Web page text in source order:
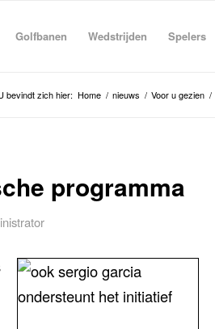
Golfbanen Wedstrijden Spelers
bevindt zich hier: Home / nieuws / Voor u gezien /
programma